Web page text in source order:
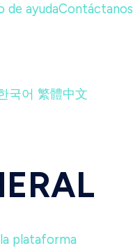
de ayudaContáctanos
국어 繁體中文
plataforma